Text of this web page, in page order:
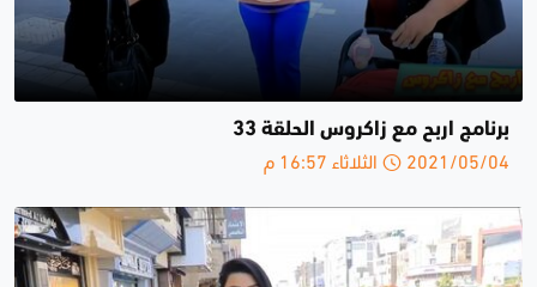
برنامج اربح مع زاكروس الحلقة 33
2021/05/04 الثلاثاء 16:57 م